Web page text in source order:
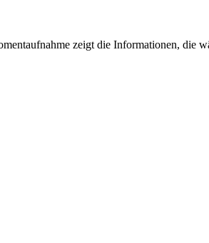
zeigt die Informationen, die